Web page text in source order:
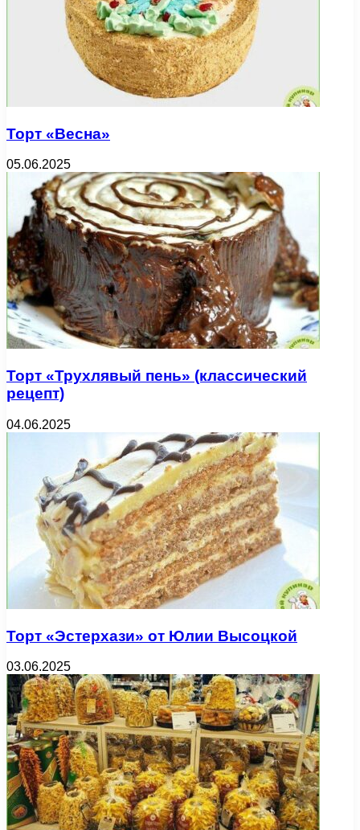
Торт «Весна»
05.06.2025
Торт «Трухлявый пень» (классический
рецепт)
04.06.2025
Торт «Эстерхази» от Юлии Высоцкой
03.06.2025